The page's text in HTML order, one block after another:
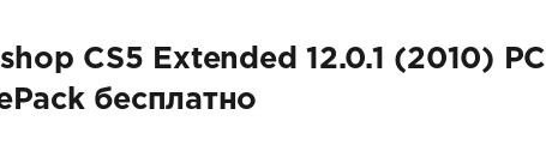
CS5 Extended 12.0.1 (2010) PC
бесплатно